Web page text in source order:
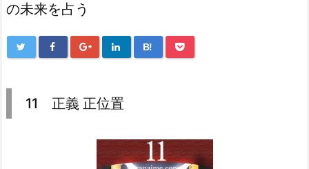
の未来を占う
B!
11 正義 正位置